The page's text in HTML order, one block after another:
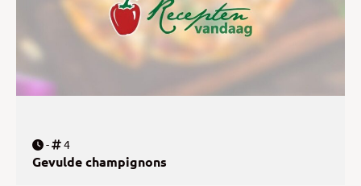
- 4
Gevulde champignons